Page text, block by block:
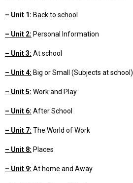
– Unit 1: Back to school
– Unit 2: Personal Information
– Unit 3: At school
– Unit 4: Big or Small (Subjects at school)
– Unit 5: Work and Play
– Unit 6: After School
– Unit 7: The World of Work
– Unit 8: Places
– Unit 9: At home and Away